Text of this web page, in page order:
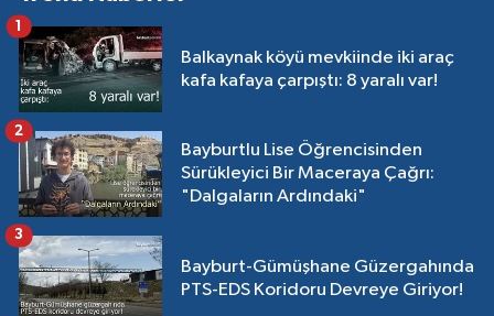
Balkaynak köyü mevkiinde iki araç
kafa kafaya çarpıştı: 8 yaralı var!
1
Bayburtlu Lise Öğrencisinden
Sürükleyici Bir Maceraya Çağrı:
"Dalgaların Ardındaki"
2
Bayburt-Gümüşhane Güzergahında
PTS-EDS Koridoru Devreye Giriyor!
3